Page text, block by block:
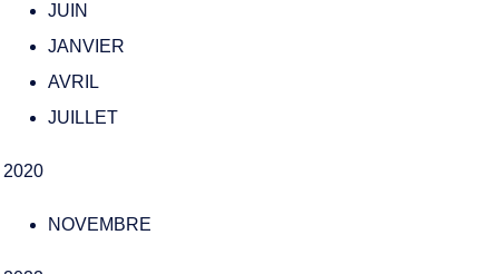
JUIN
JANVIER
AVRIL
JUILLET
2020
NOVEMBRE